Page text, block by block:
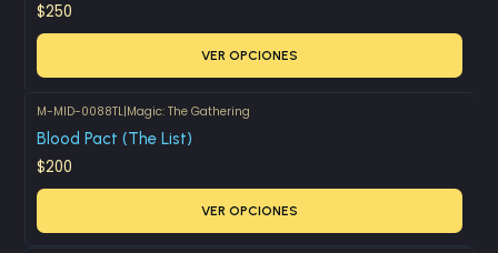
$250
VER OPCIONES
M-MID-0088TL|Magic: The Gathering
Blood Pact (The List)
$200
VER OPCIONES